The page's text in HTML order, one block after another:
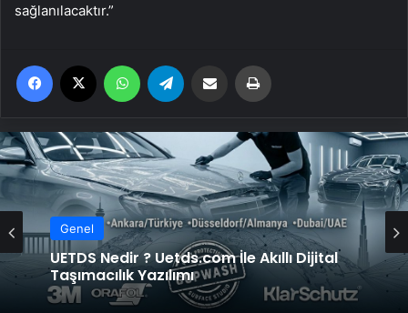
sağlanılacaktır.”
Facebook WhatsApp Email'den paylaş
Genel
UETDS Nedir ? Uetds.com İle Akıllı Dijital
Taşımacılık Yazılımı
Genel